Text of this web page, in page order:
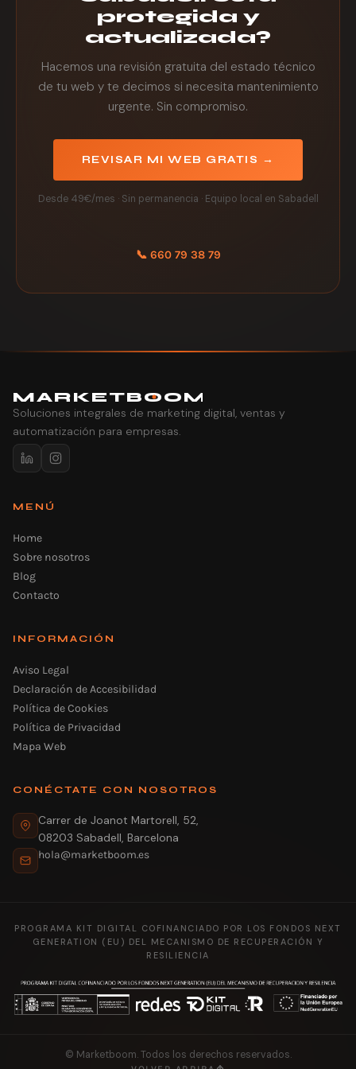
protegida y
actualizada?
Hacemos una revisión gratuita del estado técnico
de tu web y te decimos si necesita mantenimiento
urgente. Sin compromiso.
REVISAR MI WEB GRATIS →
Desde 49€/mes · Sin permanencia · Equipo local en Sabadell
📞 660 79 38 79
MARKETBOOM
Soluciones integrales de marketing digital, ventas y
automatización para empresas.
MENÚ
Home
Sobre nosotros
Blog
Contacto
INFORMACIÓN
Aviso Legal
Declaración de Accesibilidad
Política de Cookies
Política de Privacidad
Mapa Web
CONÉCTATE CON NOSOTROS
Carrer de Joanot Martorell, 52,
08203 Sabadell, Barcelona
hola@marketboom.es
PROGRAMA KIT DIGITAL COFINANCIADO POR LOS FONDOS NEXT
GENERATION (EU) DEL MECANISMO DE RECUPERACIÓN Y
RESILIENCIA
© Marketboom. Todos los derechos reservados.